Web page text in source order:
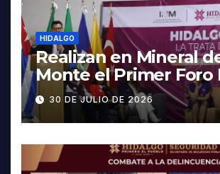
HIDALGO
Realizan en Mineral
Monte el Primer Foro
contra la Trata de
30 DE JULIO DE 2026